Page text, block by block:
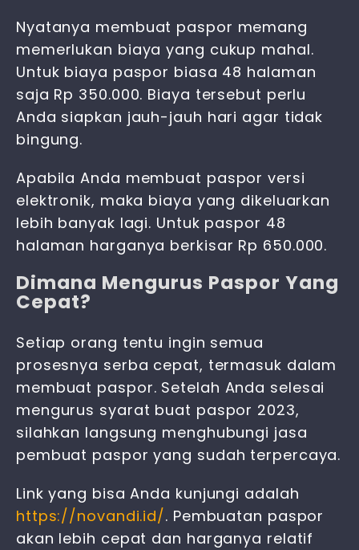
Nyatanya membuat paspor memang
memerlukan biaya yang cukup mahal.
Untuk biaya paspor biasa 48 halaman
saja Rp 350.000. Biaya tersebut perlu
Anda siapkan jauh-jauh hari agar tidak
bingung.
Apabila Anda membuat paspor versi
elektronik, maka biaya yang dikeluarkan
lebih banyak lagi. Untuk paspor 48
halaman harganya berkisar Rp 650.000.
Dimana Mengurus Paspor Yang
Cepat?
Setiap orang tentu ingin semua
prosesnya serba cepat, termasuk dalam
membuat paspor. Setelah Anda selesai
mengurus syarat buat paspor 2023,
silahkan langsung menghubungi jasa
pembuat paspor yang sudah terpercaya.
Link yang bisa Anda kunjungi adalah
https://novandi.id/. Pembuatan paspor
akan lebih cepat dan harganya relatif